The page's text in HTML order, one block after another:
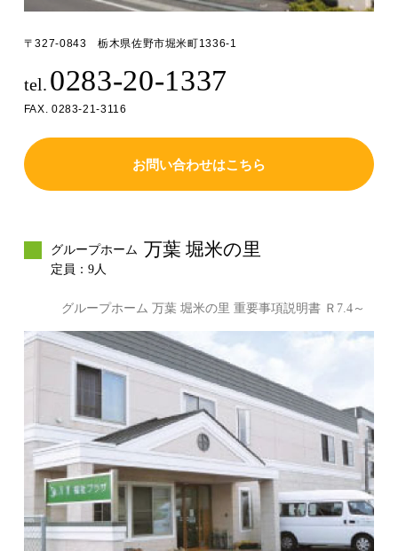
〒327-0843 栃木県佐野市堀米町1336-1
tel. 0283-20-1337
FAX. 0283-21-3116
お問い合わせはこちら
グループホーム 万葉 堀米の里
定員：9人
グループホーム 万葉 堀米の里 重要事項説明書 Ｒ7.4～